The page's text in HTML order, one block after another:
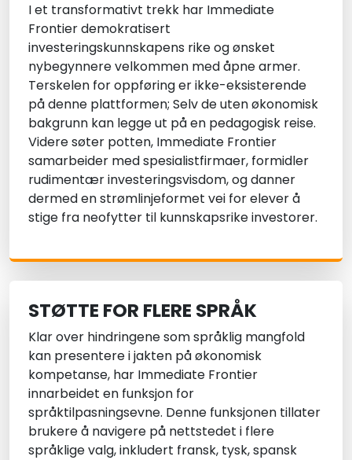
I et transformativt trekk har Immediate
Frontier demokratisert
investeringskunnskapens rike og ønsket
nybegynnere velkommen med åpne armer.
Terskelen for oppføring er ikke-eksisterende
på denne plattformen; Selv de uten økonomisk
bakgrunn kan legge ut på en pedagogisk reise.
Videre søter potten, Immediate Frontier
samarbeider med spesialistfirmaer, formidler
rudimentær investeringsvisdom, og danner
dermed en strømlinjeformet vei for elever å
stige fra neofytter til kunnskapsrike investorer.
STØTTE FOR FLERE SPRÅK
Klar over hindringene som språklig mangfold
kan presentere i jakten på økonomisk
kompetanse, har Immediate Frontier
innarbeidet en funksjon for
språktilpasningsevne. Denne funksjonen tillater
brukere å navigere på nettstedet i flere
språklige valg, inkludert fransk, tysk, spansk